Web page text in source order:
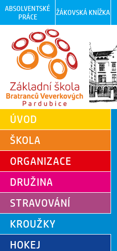
ABSOLVENTSKÉ
PRÁCE
ŽÁKOVSKÁ KNÍŽKA
ÚVOD
ŠKOLA
ORGANIZACE
DRUŽINA
STRAVOVÁNÍ
KROUŽKY
HOKEJ